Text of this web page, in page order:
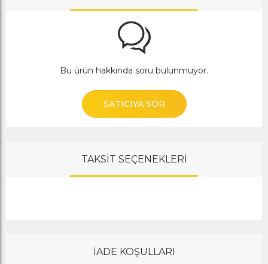
Bu ürün hakkında soru bulunmuyor.
SATICIYA SOR
TAKSİT SEÇENEKLERİ
İADE KOŞULLARI